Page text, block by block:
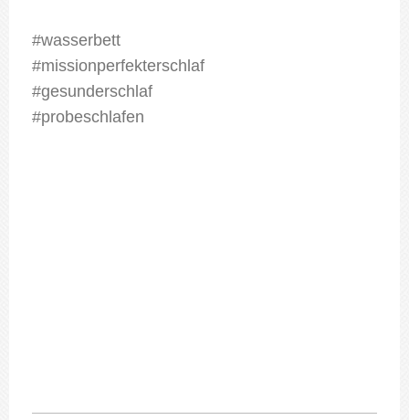
#wasserbett
#missionperfekterschlaf
#gesunderschlaf
#probeschlafen